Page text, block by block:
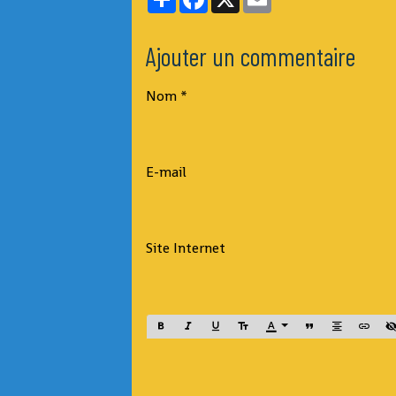
Ajouter un commentaire
Nom
E-mail
Site Internet